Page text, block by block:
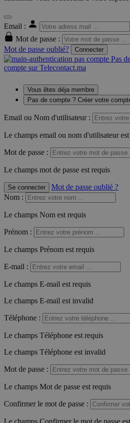
Email :
Mot de passe :
Mot de passe oublié?
Connecter
Pas
compte sur Telecontact.ma
Vous êtes déja membre
Pas de compte ? Créer votre
Email ou Nom d'utilisateur :
Le champs email ou nom d'utilisateur
Mot de passe :
Le champs mot de passe est requis
Se connecter
Mot de passe oublié ?
Nom :
Le champs Nom est requis
Prénom :
Le champs Prénom est requis
E-mail :
Le champs E-mail est requis
Le champs E-mail est invalid
Téléphone :
Le champs Téléphone est requis
Le champs Téléphone est invalid
Mot de passe :
Le champs Mot de passe est requis
Confirmer le mot de passe :